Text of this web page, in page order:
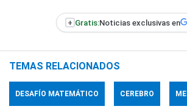
+ Gratis:Noticias exclusivas en
TEMAS RELACIONADOS
DESAFÍO MATEMÁTICO CEREBRO